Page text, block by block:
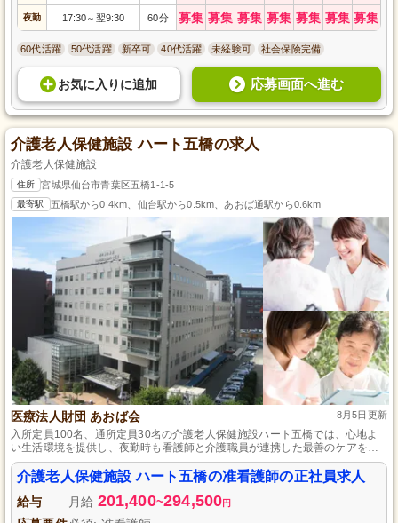
夜勤 17:30～ 翌9:30 60分 募集 募集 募集 募集 募集 募集 募集
60代活躍 50代活躍 新卒可 40代活躍 未経験可 社会保険完備
お気に入り に追加 応募画面へ進む
介護老人保健施設 ハート五橋の求人
介護老人保健施設
住所 宮城県仙台市青葉区五橋1-1-5
最寄駅 五橋駅から0.4km、仙台駅から0.5km、あおば通駅から0.6km
医療法人財団 あおば会 8月5日更新
入所定員100名、通所定員30名の介護老人保健施設ハート五橋では、心地よ
い生活環境を提供し、夜勤時も看護師と介護職員が連携した最善のケアを提
供。初めての方でも先輩が3～6ヶ月間サポートするので安心して働けます。
介護老人保健施設 ハート五橋の准看護師の正社員求人
給与 月給 201,400~294,500円